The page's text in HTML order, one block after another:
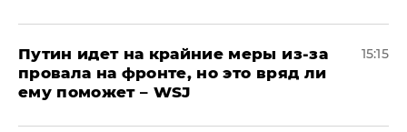
Путин идет на крайние меры из-за
провала на фронте, но это вряд ли
ему поможет – WSJ
15:15